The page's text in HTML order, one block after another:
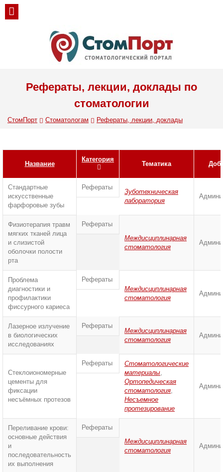
Рефераты, лекции, доклады по
стоматологии
СтомПорт Стоматологам Рефераты, лекции, доклады
Название
Категория
Тематика
Стандартные
искусственные
фарфоровые зубы
Рефераты
Зуботехническая
лаборатория
Физиотерапия травм
мягких тканей лица
и слизистой
оболочки полости
рта
Рефераты
Междисциплинарная
стоматология
Проблема
диагностики и
профилактики
фиссурного кариеса
Рефераты
Междисциплинарная
стоматология
Лазерное излучение
в биологических
исследованиях
Рефераты
Междисциплинарная
стоматология
Стеклоиономерные
цементы для
фиксации
несъёмных протезов
Рефераты
Стоматологические
материалы,
Ортопедическая
стоматология,
Несъемное
протезирование
Переливание крови:
основные действия
и
последовательность
их выполнения
Рефераты
Междисциплинарная
стоматология